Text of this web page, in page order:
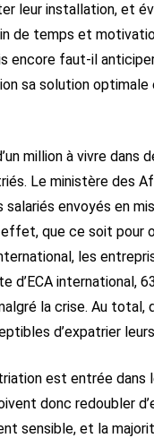
leur installation, et
de temps et
encore faut-il
sa solution
million à vivre dans
Le ministère des
salariés envoyés en
effet, que ce soit pour
les
d’ECA international,
la crise. Au
d’expatrier
est entrée
donc redoubler
sensible, et la